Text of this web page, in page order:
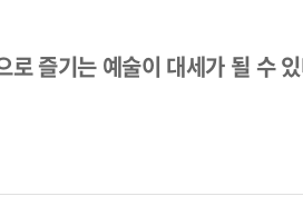
즐기는 예술이 대세가 될 수